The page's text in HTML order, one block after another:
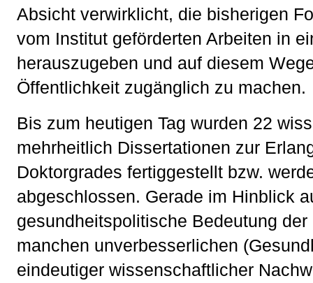
Absicht verwirklicht, die bisherigen
vom Institut geförderten Arbeiten in
herauszugeben und auf diesem
Öffentlichkeit zugänglich zu machen.
Bis zum heutigen Tag wurden 22
mehrheitlich Dissertationen zur
Doktorgrades fertiggestellt bzw.
abgeschlossen. Gerade im Hinblick
gesundheitspolitische Bedeutung
manchen unverbesserlichen
eindeutiger wissenschaftlicher